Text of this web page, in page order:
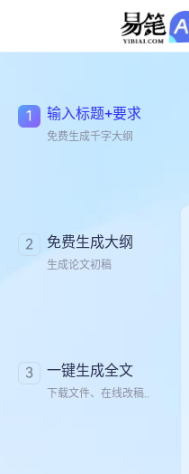
AI论文写作
1 输入标题+要求
免费生成千字大纲
2 免费生成大纲
生成论文初稿
3 一键生成全文
下载文件、在线改稿..